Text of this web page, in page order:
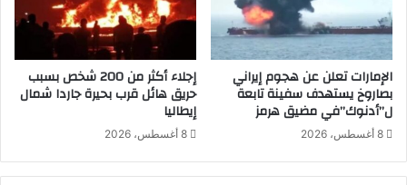
ا
ح
ي
ي
ا
ل
ا
ك
ت
ئ
ب
الإمارات تعلن عن هجوم إيراني
بصاروخ يستهدف سفينة تابعة
ل”أدنوك”في مضيق هرمز
8 أغسطس، 2026
إجلاء أكثر من 200 شخص بسبب
حريق هائل قرب بحيرة جاردا شمال
إيطاليا
8 أغسطس، 2026